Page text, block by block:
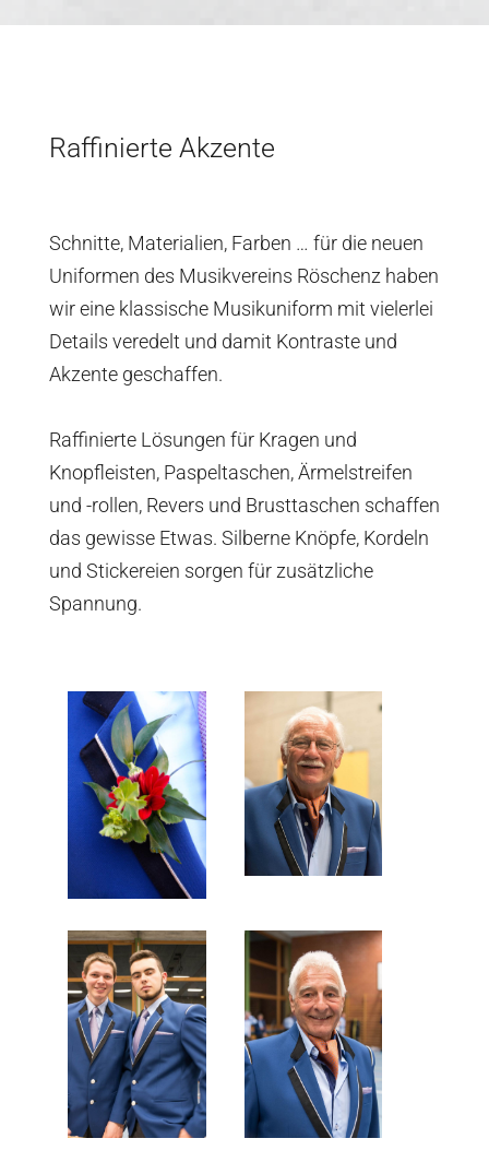
Raffinierte Akzente
Schnitte, Materialien, Farben … für die neuen
Uniformen des Musikvereins Röschenz haben
wir eine klassische Musikuniform mit vielerlei
Details veredelt und damit Kontraste und
Akzente geschaffen.
Raffinierte Lösungen für Kragen und
Knopfleisten, Paspeltaschen, Ärmelstreifen
und -rollen, Revers und Brusttaschen schaffen
das gewisse Etwas. Silberne Knöpfe, Kordeln
und Stickereien sorgen für zusätzliche
Spannung.